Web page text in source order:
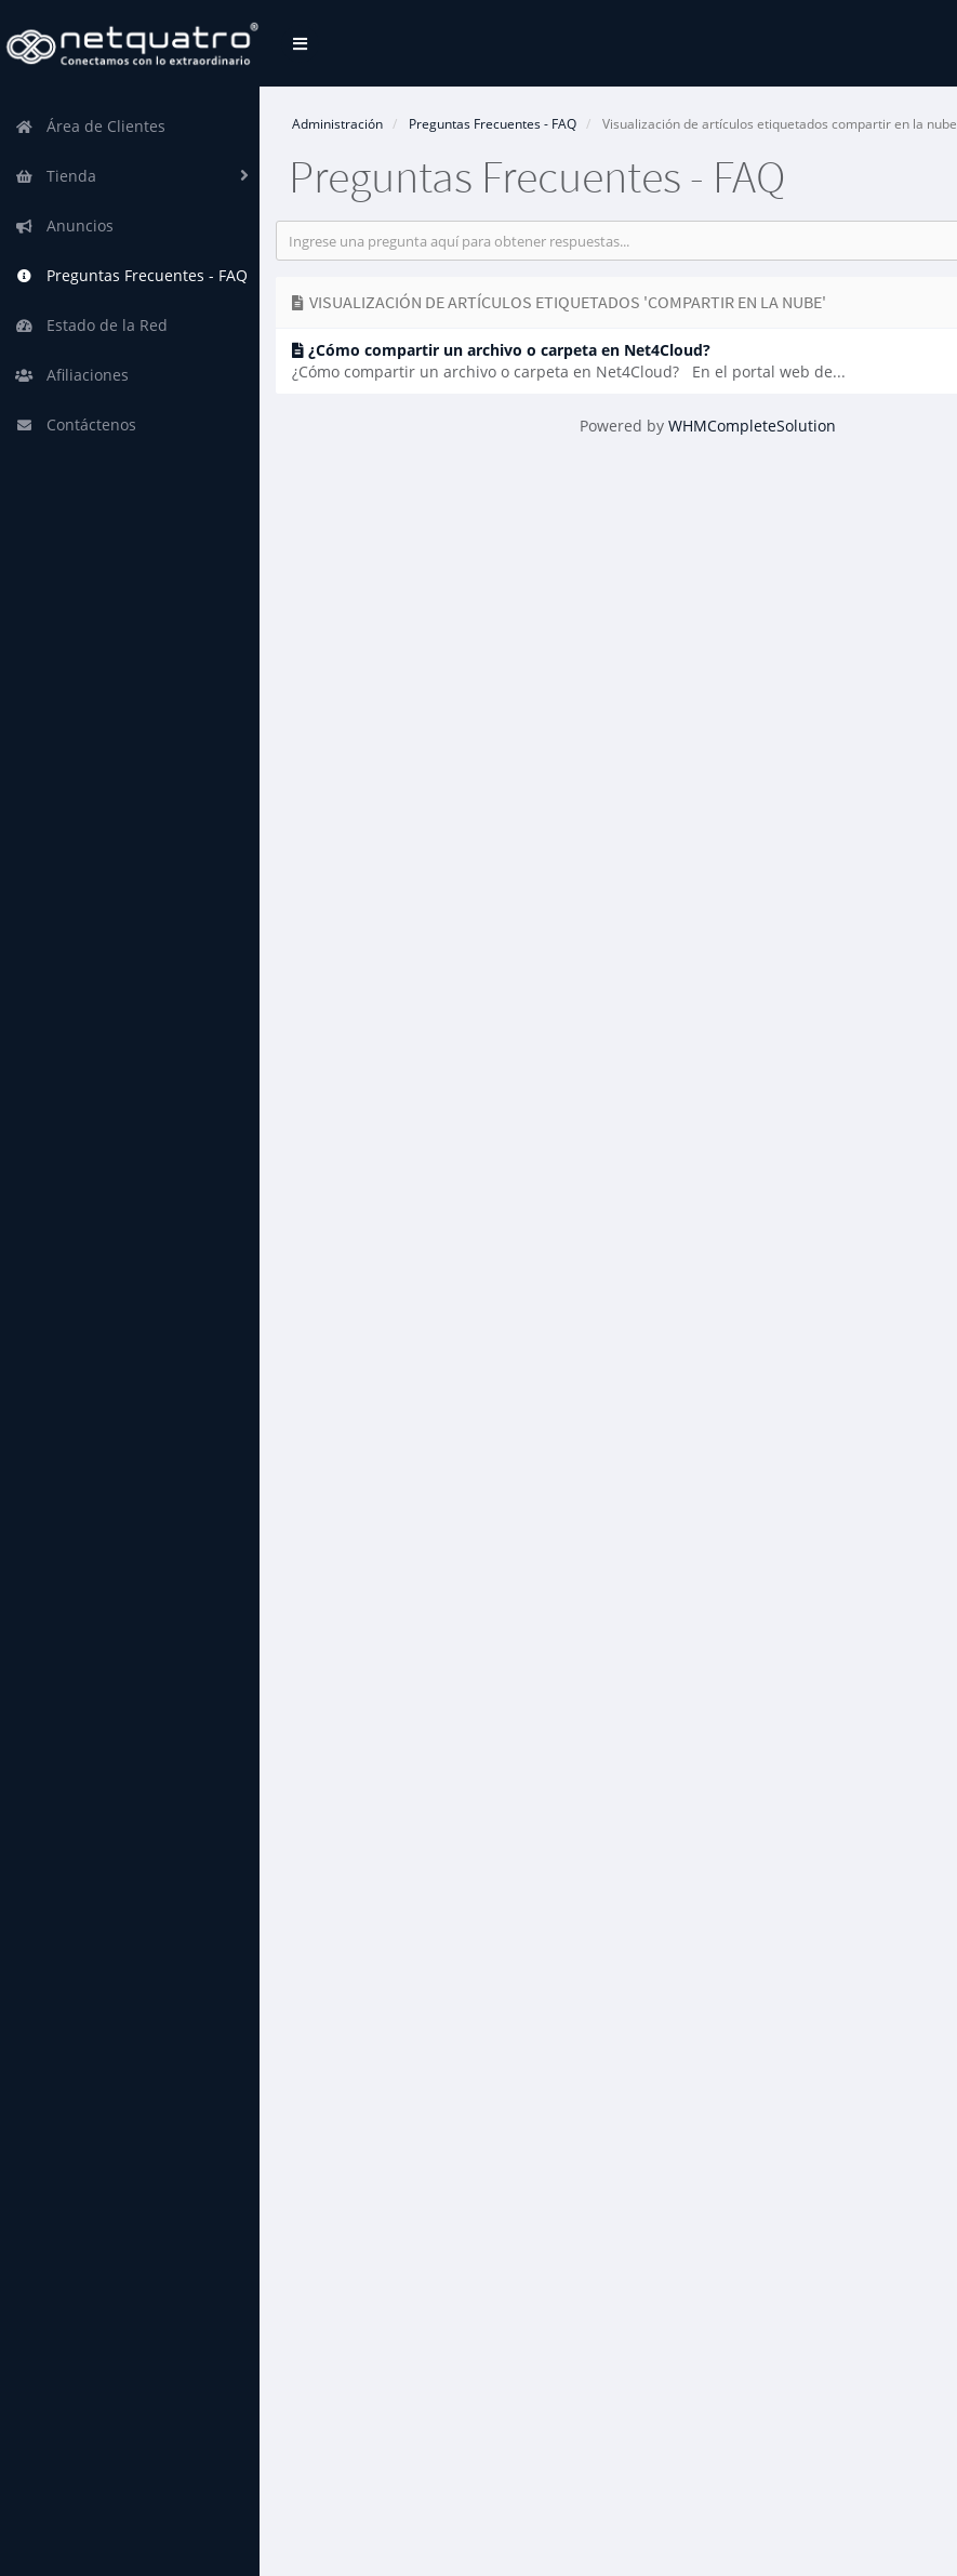
Alternar
Área de Clientes
Tienda
Anuncios
Preguntas Frecuentes - FAQ
Estado de la Red
Afiliaciones
Contáctenos
Administración Preguntas Frecuentes - FAQ Visualización de artículos etiquetados compartir en la nube
Preguntas Frecuentes - FAQ
VISUALIZACIÓN DE ARTÍCULOS ETIQUETADOS 'COMPARTIR EN LA NUBE'
¿Cómo compartir un archivo o carpeta en Net4Cloud?
¿Cómo compartir un archivo o carpeta en Net4Cloud? En el portal web de...
Powered by WHMCompleteSolution